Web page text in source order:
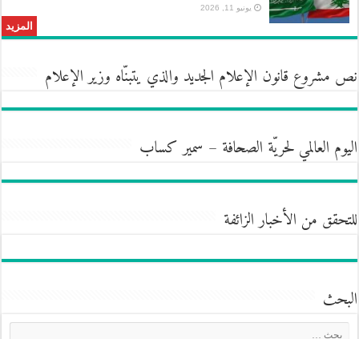
المزيد
يونيو 11, 2026
نص مشروع قانون الإعلام الجديد والذي يتبنّاه وزير الإعلام
اليوم العالمي لحريّة الصحافة – سمير كساب
للتحقق من الأخبار الزائفة
البحث